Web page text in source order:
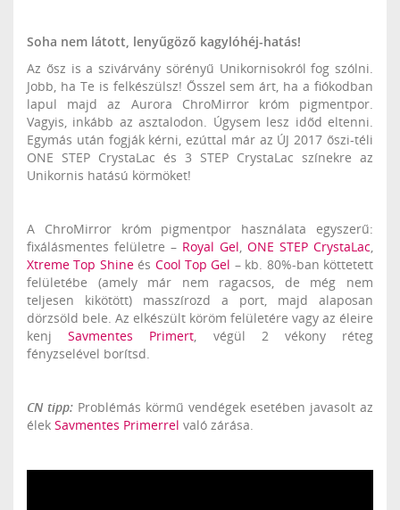
Soha nem látott, lenyűgöző kagylóhéj-hatás!
Az ősz is a szivárvány sörényű Unikornisokról fog szólni.
Jobb, ha Te is felkészülsz! Ősszel sem árt, ha a fiókodban
lapul majd az Aurora ChroMirror króm pigmentpor.
Vagyis, inkább az asztalodon. Úgysem lesz időd eltenni.
Egymás után fogják kérni, ezúttal már az ÚJ 2017 őszi-téli
ONE STEP CrystaLac és 3 STEP CrystaLac színekre az
Unikornis hatású körmöket!
A ChroMirror króm pigmentpor használata egyszerű:
fixálásmentes felületre – Royal Gel, ONE STEP CrystaLac,
Xtreme Top Shineés Cool Top Gel – kb. 80%-ban köttetett
felületébe (amely már nem ragacsos, de még nem
teljesen kikötött) masszírozd a port, majd alaposan
dörzsöld bele. Az elkészült köröm felületére vagy az éleire
kenjSavmentes Primert, végül 2 vékony réteg
fényzselével borítsd.
CN tipp: Problémás körmű vendégek esetében javasolt az
élek Savmentes Primerrel való zárása.